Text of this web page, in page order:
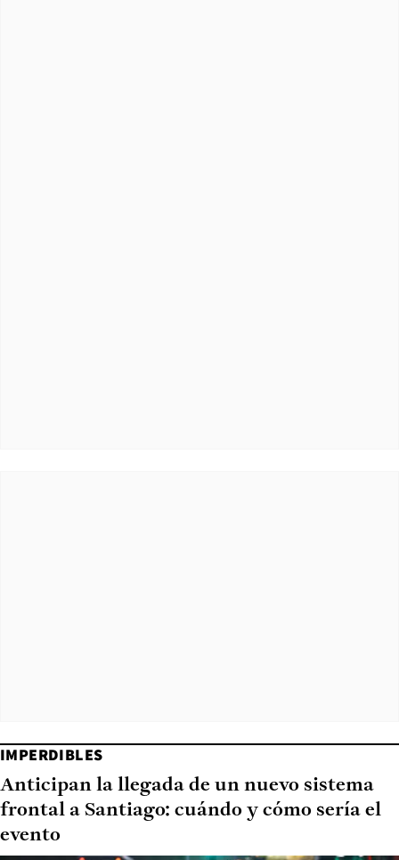
IMPERDIBLES
Anticipan la llegada de un nuevo sistema
frontal a Santiago: cuándo y cómo sería el
evento